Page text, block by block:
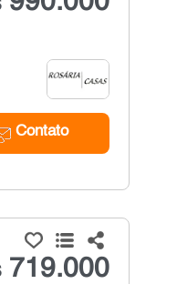
Contato
719.000